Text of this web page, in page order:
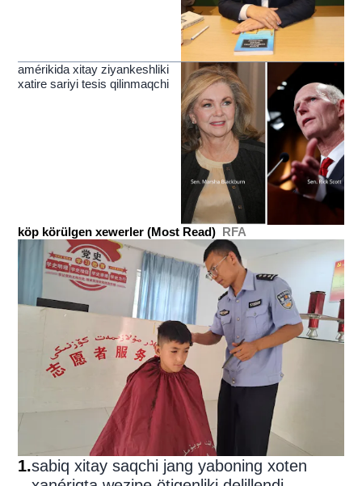
amérikida xitay ziyankeshliki
xatire sariyi tesis qilinmaqchi
köp körülgen xewerler (Most Read) RFA
1.sabiq xitay saqchi jang yaboning xoten